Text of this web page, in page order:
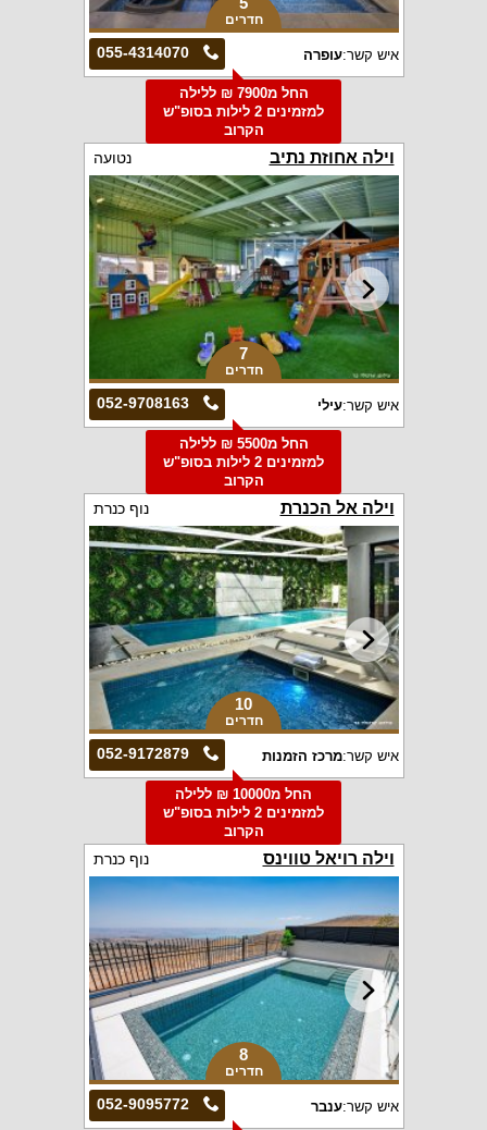
חדרים
055-4314070 איש קשר:עופרה
החל מ7900 ₪ ללילה
למזמינים 2 לילות בסופ"ש
הקרוב
וילה אחוזת נתיב נטועה
7
חדרים
052-9708163 איש קשר:עילי
החל מ5500 ₪ ללילה
למזמינים 2 לילות בסופ"ש
הקרוב
וילה אל הכנרת נוף כנרת
10
חדרים
052-9172879 איש קשר:מרכז הזמנות
החל מ10000 ₪ ללילה
למזמינים 2 לילות בסופ"ש
הקרוב
וילה רויאל טווינס נוף כנרת
8
חדרים
052-9095772 איש קשר:ענבר